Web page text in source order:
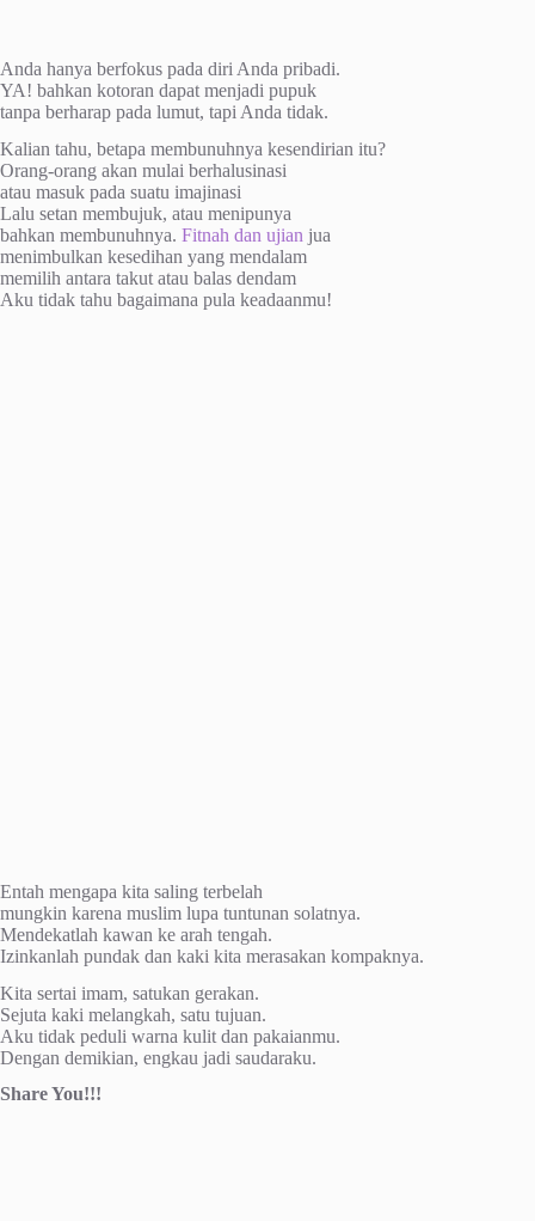
Anda hanya berfokus pada diri Anda pribadi.
YA! bahkan kotoran dapat menjadi pupuk
tanpa berharap pada lumut, tapi Anda tidak.
Kalian tahu, betapa membunuhnya kesendirian itu?
Orang-orang akan mulai berhalusinasi
atau masuk pada suatu imajinasi
Lalu setan membujuk, atau menipunya
bahkan membunuhnya. Fitnah dan ujian jua
menimbulkan kesedihan yang mendalam
memilih antara takut atau balas dendam
Aku tidak tahu bagaimana pula keadaanmu!
Entah mengapa kita saling terbelah
mungkin karena muslim lupa tuntunan solatnya.
Mendekatlah kawan ke arah tengah.
Izinkanlah pundak dan kaki kita merasakan kompaknya.
Kita sertai imam, satukan gerakan.
Sejuta kaki melangkah, satu tujuan.
Aku tidak peduli warna kulit dan pakaianmu.
Dengan demikian, engkau jadi saudaraku.
Share You!!!